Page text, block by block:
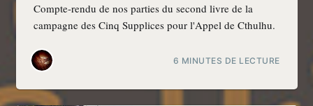
Compte-rendu de nos parties du second livre de la
campagne des Cinq Supplices pour l'Appel de Cthulhu.
6 MINUTES DE LECTURE